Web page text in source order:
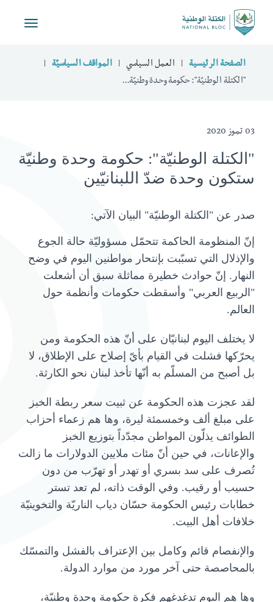
Toggle
الصفحة الرئيسية العمل السياسي
المواقف السياسيّة
"الكتلة الوطنيّة": حكومة وحدة وطنيّة...
03 تموز 2020
"الكتلة الوطنيّة": حكومة وحدة وطنيّة
ستكون وحدة ضدّ اللبنانيّين
صدر عن "الكتلة الوطنيّة" البيان الآتي:
إنّ المنظومة الحاكمة تتحمّل مسؤوليّة حالة الجوع
والإذلال التي تسبّبت بإنتحار مواطنين اليوم في وضح
النهار. إنّ حوادث خطيرة مماثلة سبق أن أشعلت
"الربيع العربي" وأسقطت حكومات وأنظمة حول
العالم.
لا يختلف اليوم لبنانيّان على أنّ هذه الحكومة ومن
يحرّكها فشلت في القيام بأيّ إصلاح على الإطلاق، لا
بل أصبح من المسلّم به أنّها تأخذ لبنان نحو الكارثة.
لقد عجزت هذه الحكومة عن ثبيت سعر ربطة الخبز
على مبلغ ألف وخمسمئة ليرة، وها هم زعماء أحزاب
الطوائف يذلّون المواطن مجدّداً بتوزيع الخبز
والإعانات، في حين أنّ مئات ملايين الدولارات ما زالت
تُصرف على سد بسري أو تهدر أو تهرّب من دون
حسيب أو رقيب. وفي الوقت ذاته، لم تعد تستر
خطابات رئيس الحكومة حسّان دياب الناريّة والتخوينيّة
خلافات أهل البيت.
والإنفصام قائم وكامل بين الإعتراف بالفشل والتمسّك
بالمحاصصة حتى آخر مورد من موارد الدولة.
وها هم اليوم تدغدغهم فكرة حكومة وحدة وطنيّة،